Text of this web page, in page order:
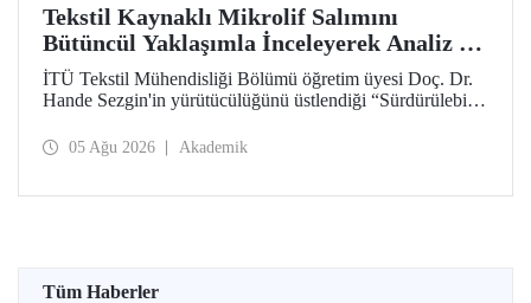
Tekstil Kaynaklı Mikrolif Salımını
Bütüncül Yaklaşımla İnceleyerek Analiz ve
Azaltım Stratejileri Geliştirecek Projeye
TÜBİTAK Desteği
İTÜ Tekstil Mühendisliği Bölümü öğretim üyesi Doç. Dr.
Hande Sezgin'in yürütücülüğünü üstlendiği “Sürdürülebilir
Koşullarına Bağlı Mikrolif Salımı: Aşınma, UV Maruziyeti
05 Ağu 2026 Akademik
Tüm Haberler